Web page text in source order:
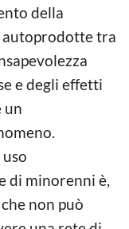
della
autoprodotte tra
e degli effetti
un
di minorenni è,
non può